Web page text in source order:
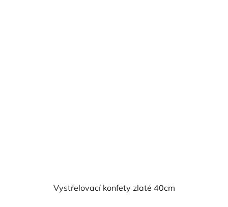
Vystřelovací konfety zlaté 40cm